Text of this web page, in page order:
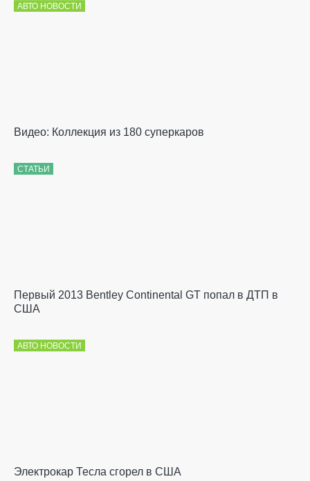
АВТО НОВОСТИ
Видео: Коллекция из 180 суперкаров
СТАТЬИ
Первый 2013 Bentley Continental GT попал в ДТП в
США
АВТО НОВОСТИ
Электрокар Тесла сгорел в США